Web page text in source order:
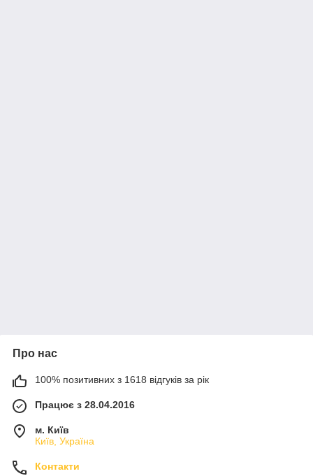
Про нас
100% позитивних з 1618 відгуків за рік
Працює з 28.04.2016
м. Київ
Київ, Україна
Контакти